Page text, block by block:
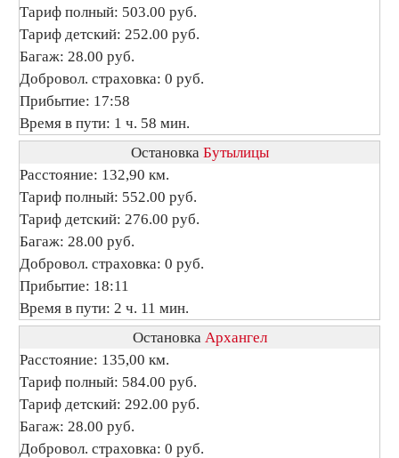
Тариф полный: 503.00 руб.
Тариф детский: 252.00 руб.
Багаж: 28.00 руб.
Добровол. страховка: 0 руб.
Прибытие: 17:58
Время в пути: 1 ч. 58 мин.
Остановка Бутылицы
Расстояние: 132,90 км.
Тариф полный: 552.00 руб.
Тариф детский: 276.00 руб.
Багаж: 28.00 руб.
Добровол. страховка: 0 руб.
Прибытие: 18:11
Время в пути: 2 ч. 11 мин.
Остановка Архангел
Расстояние: 135,00 км.
Тариф полный: 584.00 руб.
Тариф детский: 292.00 руб.
Багаж: 28.00 руб.
Добровол. страховка: 0 руб.